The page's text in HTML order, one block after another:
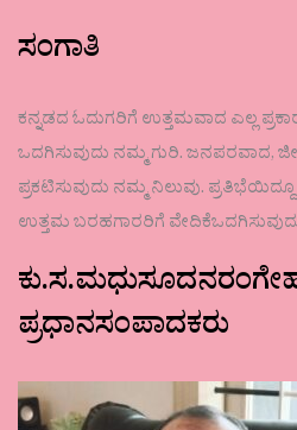
ಸಂಗಾತಿ
ಕನ್ನಡದ ಓದುಗರಿಗೆ ಉತ್ತಮವಾದ ಎಲ್ಲ
ಒದಗಿಸುವುದು ನಮ್ಮ ಗುರಿ. ಜನಪರವಾದ,
ಪ್ರಕಟಿಸುವುದು ನಮ್ಮ ನಿಲುವು.
ಉತ್ತಮ ಬರಹಗಾರರಿಗೆ
ಪ್ರಧಾನಸಂಪಾದಕರು